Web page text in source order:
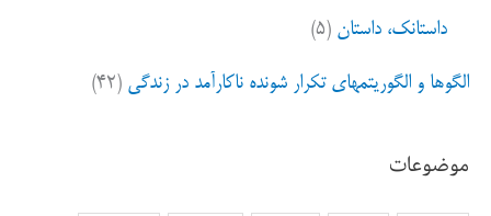
داستانک، داستان (۵)
الگوها و الگوریتمهای تکرار شونده ناکارآمد در زندگی (۴۲)
موضوعات